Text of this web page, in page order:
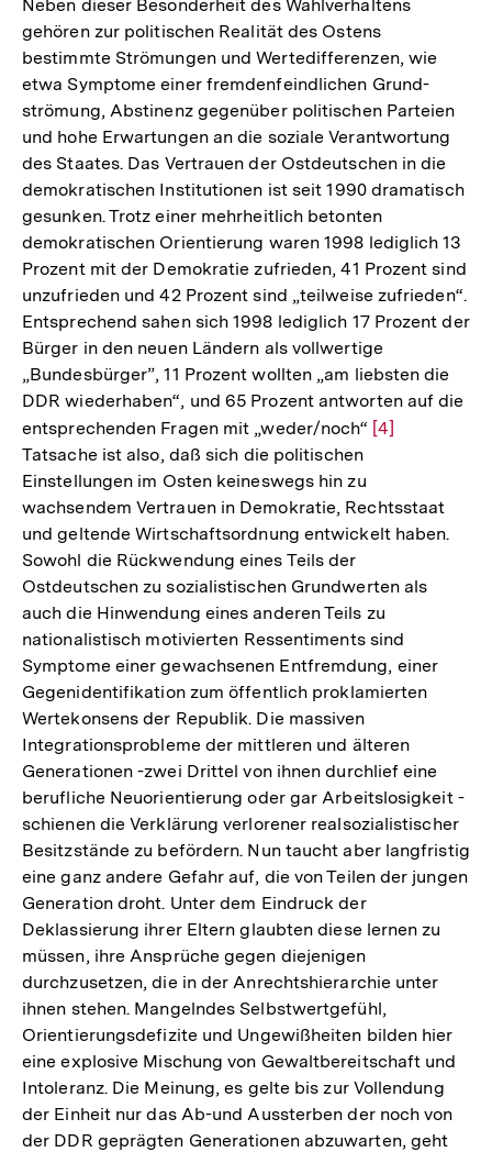
Neben dieser Besonderheit des Wahlverhaltens
gehören zur politischen Realität des Ostens
bestimmte Strömungen und Wertedifferenzen, wie
etwa Symptome einer fremdenfeindlichen Grund-
strömung, Abstinenz gegenüber politischen Parteien
und hohe Erwartungen an die soziale Verantwortung
des Staates. Das Vertrauen der Ostdeutschen in die
demokratischen Institutionen ist seit 1990 dramatisch
gesunken. Trotz einer mehrheitlich betonten
demokratischen Orientierung waren 1998 lediglich 13
Prozent mit der Demokratie zufrieden, 41 Prozent sind
unzufrieden und 42 Prozent sind „teilweise zufrieden“.
Entsprechend sahen sich 1998 lediglich 17 Prozent der
Bürger in den neuen Ländern als vollwertige
„Bundesbürger”, 11 Prozent wollten „am liebsten die
DDR wiederhaben“, und 65 Prozent antworten auf die
entsprechenden Fragen mit „weder/noch“ Zur
Fußnote
[4]
Tatsache ist also, daß sich die politischen
Einstellungen im Osten keineswegs hin zu
wachsendem Vertrauen in Demokratie, Rechtsstaat
und geltende Wirtschaftsordnung entwickelt haben.
Sowohl die Rückwendung eines Teils der
Ostdeutschen zu sozialistischen Grundwerten als
auch die Hinwendung eines anderen Teils zu
nationalistisch motivierten Ressentiments sind
Symptome einer gewachsenen Entfremdung, einer
Gegenidentifikation zum öffentlich proklamierten
Wertekonsens der Republik. Die massiven
Integrationsprobleme der mittleren und älteren
Generationen -zwei Drittel von ihnen durchlief eine
berufliche Neuorientierung oder gar Arbeitslosigkeit -
schienen die Verklärung verlorener realsozialistischer
Besitzstände zu befördern. Nun taucht aber langfristig
eine ganz andere Gefahr auf, die von Teilen der jungen
Generation droht. Unter dem Eindruck der
Deklassierung ihrer Eltern glaubten diese lernen zu
müssen, ihre Ansprüche gegen diejenigen
durchzusetzen, die in der Anrechtshierarchie unter
ihnen stehen. Mangelndes Selbstwertgefühl,
Orientierungsdefizite und Ungewißheiten bilden hier
eine explosive Mischung von Gewaltbereitschaft und
Intoleranz. Die Meinung, es gelte bis zur Vollendung
der Einheit nur das Ab-und Aussterben der noch von
der DDR geprägten Generationen abzuwarten, geht